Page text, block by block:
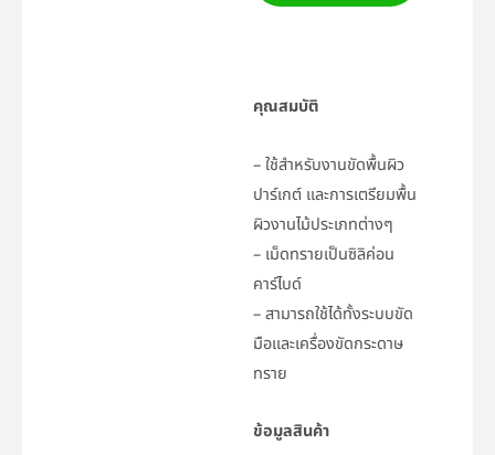
คุณสมบัติ
– ใช้สำหรับงานขัดพื้นผิว
ปาร์เกต์ และการเตรียมพื้น
ผิวงานไม้ประเภทต่างๆ
– เม็ดทรายเป็นซิลิค่อน
คาร์ไบด์
– สามารถใช้ได้ทั้งระบบขัด
มือและเครื่องขัดกระดาษ
ทราย
ข้อมูลสินค้า